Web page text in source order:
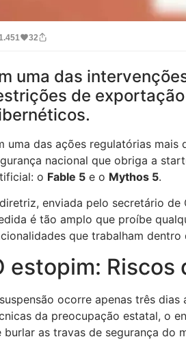
1.451 32
uma das
de
uma das ações regulatórias
nacional que obriga a
o Fable 5 e o Mythos 5.
enviada pelo secretário
é tão amplo que proíbe
que trabalham dentro
estopim: Riscos
ocorre apenas três
da preocupação estatal, o
burlar as travas de segurança do